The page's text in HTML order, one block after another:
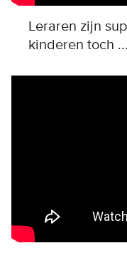
Leraren zijn
kinderen toch ...